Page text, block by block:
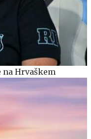
na Hrvaškem